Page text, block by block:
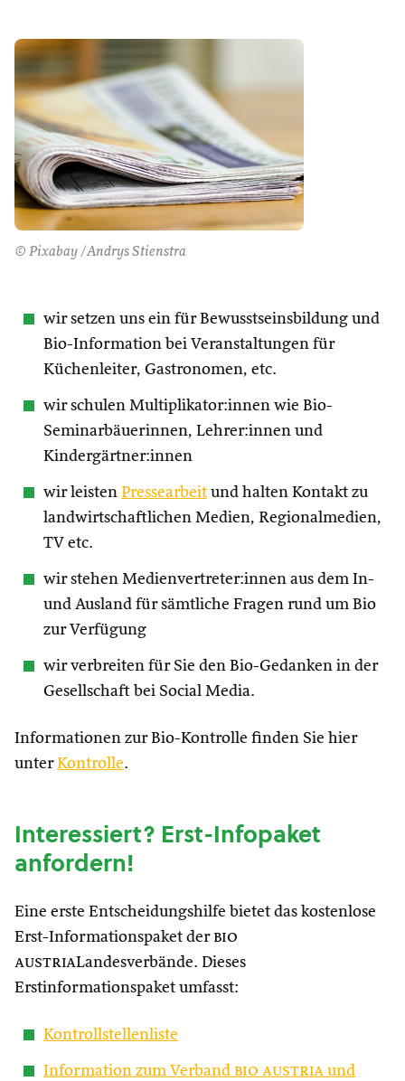
© Pixabay /Andrys Stienstra
wir setzen uns ein für Bewusstseinsbildung und
Bio-Information bei Veranstaltungen für
Küchenleiter, Gastronomen, etc.
wir schulen Multiplikator:innen wie Bio-
Seminarbäuerinnen, Lehrer:innen und
Kindergärtner:innen
wir leisten Pressearbeit und halten Kontakt zu
landwirtschaftlichen Medien, Regionalmedien,
TV etc.
wir stehen Medienvertreter:innen aus dem In-
und Ausland für sämtliche Fragen rund um Bio
zur Verfügung
wir verbreiten für Sie den Bio-Gedanken in der
Gesellschaft bei Social Media.
Informationen zur Bio-Kontrolle finden Sie hier
unterKontrolle.
Interessiert? Erst-Infopaket
anfordern!
Eine erste Entscheidungshilfe bietet das kostenlose
Erst-Informationspaket der bio
austriaLandesverbände. Dieses
Erstinformationspaket umfasst:
Kontrollstellenliste
Information zum Verband bio austria und